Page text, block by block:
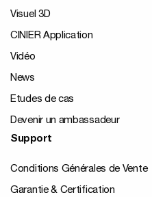
Visuel 3D
CINIER Application
Vidéo
News
Etudes de cas
Devenir un ambassadeur
Support
Conditions Générales de Vente
Garantie & Certification